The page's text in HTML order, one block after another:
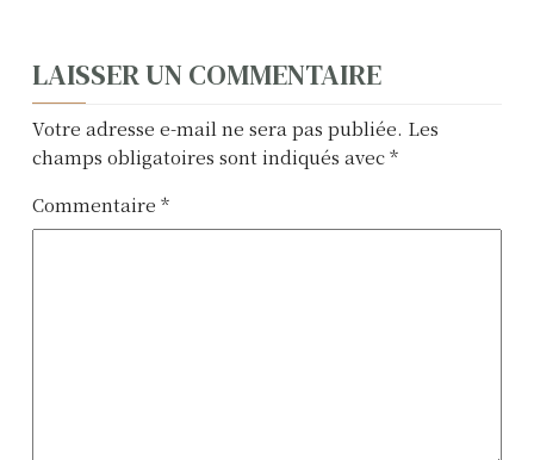
N
a
v
i
LAISSER UN COMMENTAIRE
Votre adresse e-mail ne sera pas publiée. Les
champs obligatoires sont indiqués avec*
Commentaire *